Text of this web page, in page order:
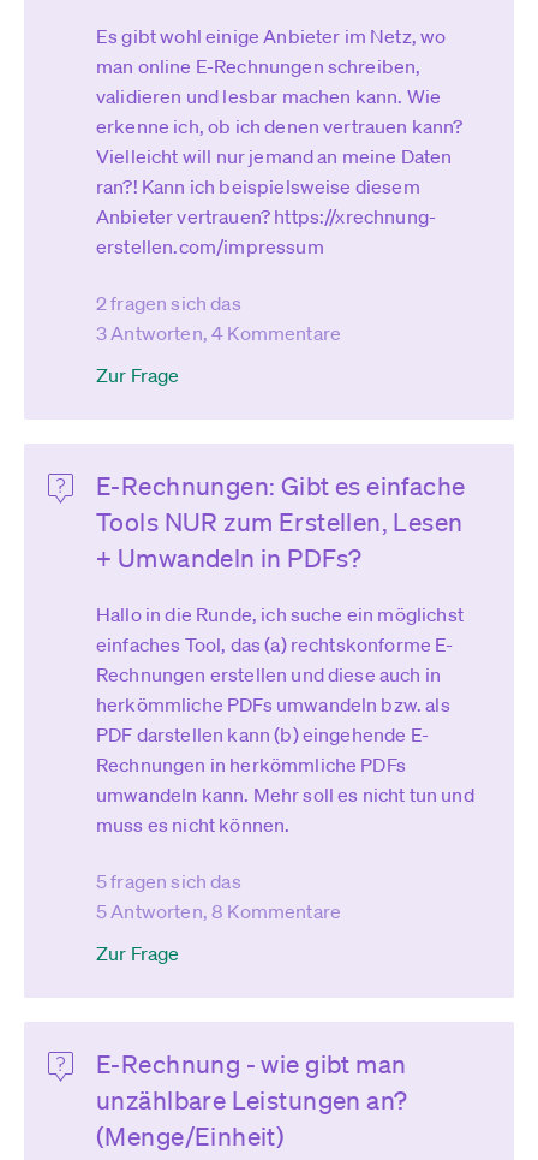
Es gibt wohl einige Anbieter im Netz, wo
man online E-Rechnungen schreiben,
validieren und lesbar machen kann. Wie
erkenne ich, ob ich denen vertrauen kann?
Vielleicht will nur jemand an meine Daten
ran?! Kann ich beispielsweise diesem
Anbieter vertrauen? https://xrechnung-
erstellen.com/impressum
2 fragen sich das
3 Antworten, 4 Kommentare
Zur Frage
E-Rechnungen: Gibt es einfache
Tools NUR zum Erstellen, Lesen
+ Umwandeln in PDFs?
Hallo in die Runde, ich suche ein möglichst
einfaches Tool, das (a) rechtskonforme E-
Rechnungen erstellen und diese auch in
herkömmliche PDFs umwandeln bzw. als
PDF darstellen kann (b) eingehende E-
Rechnungen in herkömmliche PDFs
umwandeln kann. Mehr soll es nicht tun und
muss es nicht können.
5 fragen sich das
5 Antworten, 8 Kommentare
Zur Frage
E-Rechnung - wie gibt man
unzählbare Leistungen an?
(Menge/Einheit)